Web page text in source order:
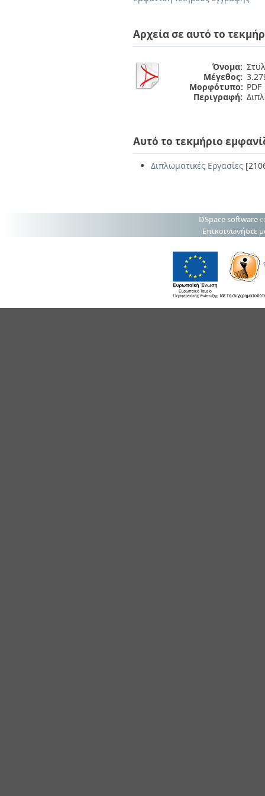
Αρχεία σε αυτό το
Όνομα:
Μέγεθος:
Μορφότυπο: PDF
Περιγραφή:
Αυτό το τεκμήριο
Διπλωματικές Εργασίες
DSpace software
Επικοινωνήστε